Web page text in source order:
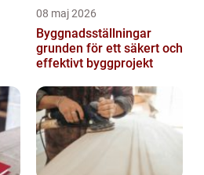
08 maj 2026
Byggnadsställningar
grunden för ett säkert och
effektivt byggprojekt